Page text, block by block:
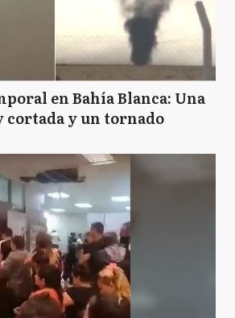
en Bahía Blanca: Una
cortada y un tornado